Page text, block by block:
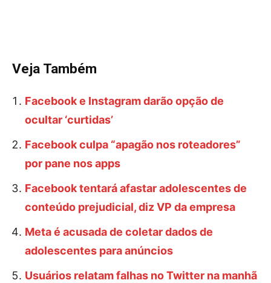
Veja Também
Facebook e Instagram darão opção de
ocultar ‘curtidas’
Facebook culpa “apagão nos roteadores”
por pane nos apps
Facebook tentará afastar adolescentes de
conteúdo prejudicial, diz VP da empresa
Meta é acusada de coletar dados de
adolescentes para anúncios
Usuários relatam falhas no Twitter na manhã